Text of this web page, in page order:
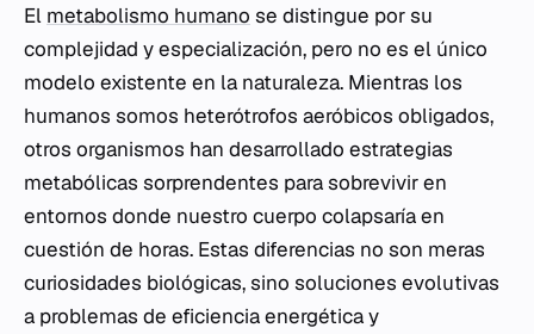
El metabolismo humano se distingue por su
complejidad y especialización, pero no es el único
modelo existente en la naturaleza. Mientras los
humanos somos heterótrofos aeróbicos obligados,
otros organismos han desarrollado estrategias
metabólicas sorprendentes para sobrevivir en
entornos donde nuestro cuerpo colapsaría en
cuestión de horas. Estas diferencias no son meras
curiosidades biológicas, sino soluciones evolutivas
a problemas de eficiencia energética y